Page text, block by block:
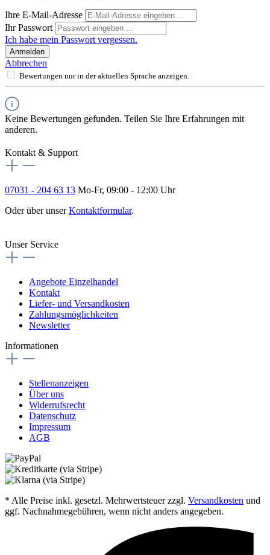
Ihre E-Mail-Adresse
Ihr Passwort
Ich habe mein Passwort vergessen.
Anmelden
Abbrechen
Bewertungen nur in der aktuellen Sprache anzeigen.
Keine Bewertungen gefunden. Teilen Sie Ihre Erfahrungen mit
anderen.
Kontakt & Support
07031 - 204 63 13 Mo-Fr, 09:00 - 12:00 Uhr
Oder über unserKontaktformular.
Unser Service
Angebote Einzelhandel
Kontakt
Liefer- und Versandkosten
Zahlungsmöglichkeiten
Newsletter
Informationen
Stellenanzeigen
Über uns
Widerrufsrecht
Datenschutz
Impressum
AGB
* Alle Preise inkl. gesetzl. Mehrwertsteuer zzgl. Versandkosten und
ggf. Nachnahmegebühren, wenn nicht anders angegeben.